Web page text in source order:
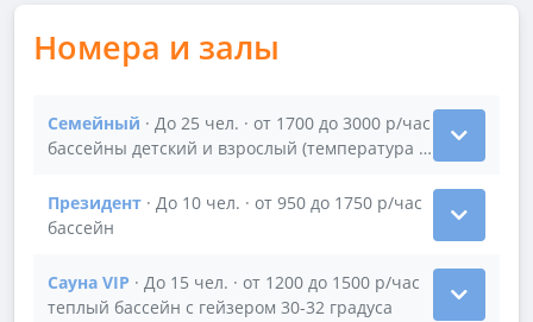
Номера и залы
Семейный · До 25 чел. · от 1700 до 3000 р/час
бассейны детский и взрослый (температура 32 градуса)
Показать подробности зала Семейный
Президент · До 10 чел. · от 950 до 1750 р/час
бассейн
Показать подробности зала Президент
Cауна VIP · До 15 чел. · от 1200 до 1500 р/час
теплый бассейн с гейзером 30-32 градуса
Показать подробности зала Cауна VIP